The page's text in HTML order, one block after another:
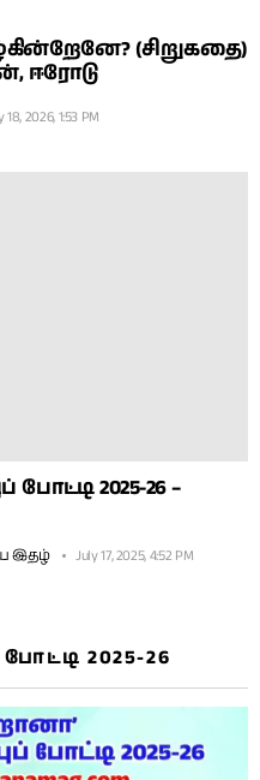
(சிறுகதை)
ஈரோடு
18, 2026, 1:53 PM
2025-26 –
இதழ் July 17, 2025, 4:52 PM
2025-26